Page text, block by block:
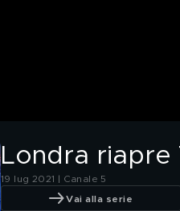
Londra riapre
19 lug 2021 | Canale 5
Vai alla serie